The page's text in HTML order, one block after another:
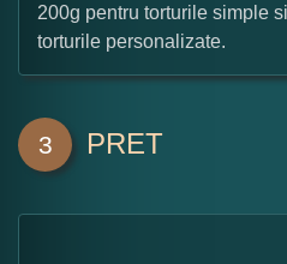
200g pentru torturile simple
torturile personalizate.
3 PRET